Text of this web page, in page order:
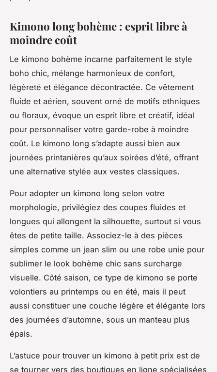
Kimono long bohème : esprit libre à
moindre coût
Le kimono bohème incarne parfaitement le style
boho chic, mélange harmonieux de confort,
légèreté et élégance décontractée. Ce vêtement
fluide et aérien, souvent orné de motifs ethniques
ou floraux, évoque un esprit libre et créatif, idéal
pour personnaliser votre garde-robe à moindre
coût. Le kimono long s’adapte aussi bien aux
journées printanières qu’aux soirées d’été, offrant
une alternative stylée aux vestes classiques.
Pour adopter un kimono long selon votre
morphologie, privilégiez des coupes fluides et
longues qui allongent la silhouette, surtout si vous
êtes de petite taille. Associez-le à des pièces
simples comme un jean slim ou une robe unie pour
sublimer le look bohème chic sans surcharge
visuelle. Côté saison, ce type de kimono se porte
volontiers au printemps ou en été, mais il peut
aussi constituer une couche légère et élégante lors
des journées d’automne, sous un manteau plus
épais.
L’astuce pour trouver un kimono à petit prix est de
se tourner vers des boutiques en ligne spécialisées